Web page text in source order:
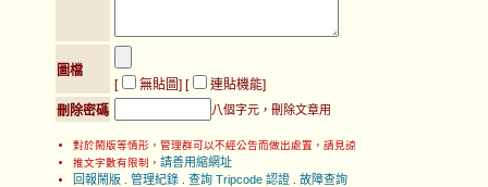
圖檔
[
無貼圖] [ 連貼機能]
刪除密碼
八個字元，刪除文章用
對於鬧版等情形，管理群可以不經公告而做出處置，請見諒
推文字數有限制， 請善用縮網址
回報鬧版
管理紀錄 查詢 Tripcode 認證 故障查詢